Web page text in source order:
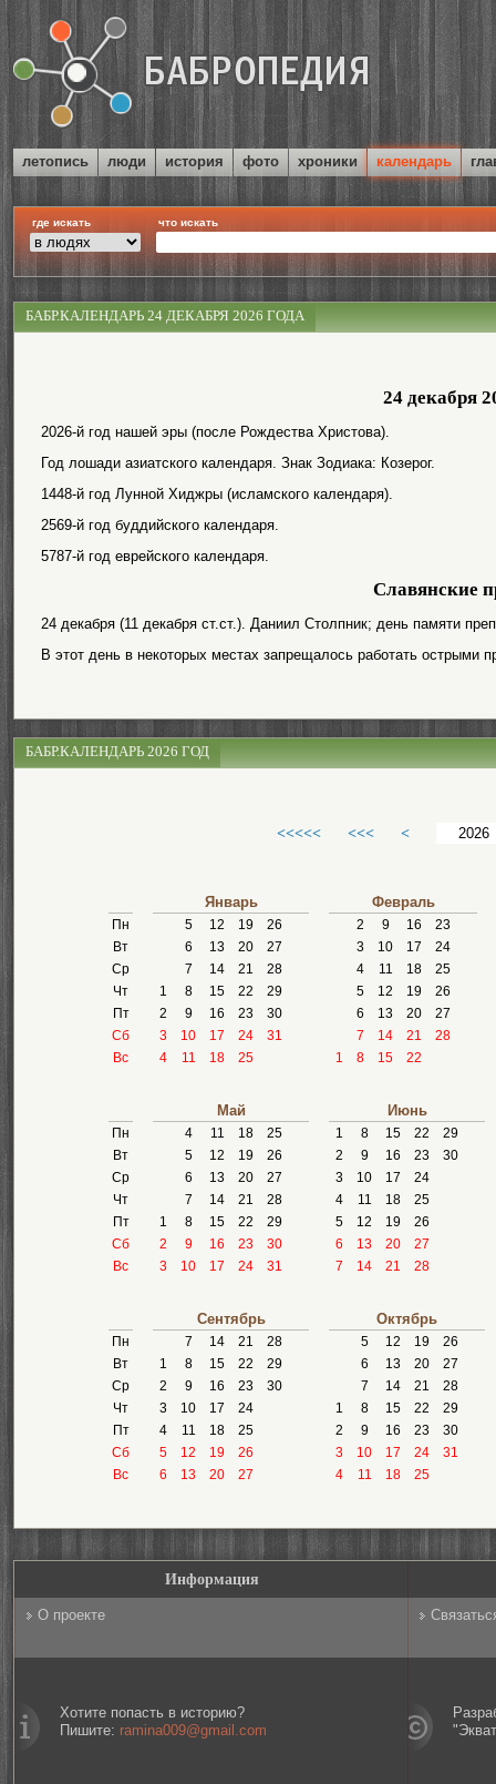
летопись люди история фото хроники календарь
где искать что искать
БАБР.КАЛЕНДАРЬ 24 ДЕКАБРЯ 2026 ГОДА
24 декабря
2026-й год нашей эры (после Рождества Христова).
Год лошади азиатского календаря. Знак Зодиака: Козерог.
1448-й год Лунной Хиджры (исламского календаря).
2569-й год буддийского календаря.
5787-й год еврейского календаря.
Славянские
24 декабря (11 декабря ст.ст.). Даниил Столпник; день памяти
В этот день в некоторых местах запрещалось работать острыми
БАБР.КАЛЕНДАРЬ 2026 ГОД
<<<<< <<< <
Пн
Вт
Ср
Чт
Пт
Сб
Вс
Январь
5 12 19
26
6
13 20
27
7
14 21
28
1
8 15 22
29
2
9 16 23
30
3
10 17 24
31
4
11 18 25
Февраль
2 9 16
23
3
10 17
24
4
11 18
25
5
12 19
26
6
13 20
27
7
14 21
28
1
8 15 22
Пн
Вт
Ср
Чт
Пт
Сб
Вс
Май
4 11 18
25
5
12 19
26
6
13 20
27
7
14 21
28
1
8 15 22
29
2
9 16 23
30
3
10 17 24 31
Июнь
1 8 15 22
29
2
9 16 23
30
3
10 17
24
4
11 18
25
5
12 19
26
6
13 20
27
7
14 21 28
Пн
Вт
Ср
Чт
Пт
Сб
Вс
Сентябрь
7 14 21
28
1
8 15 22
29
2
9 16 23
30
3
10 17
24
4
11 18
25
5
12 19
26
6
13 20 27
Октябрь
5 12 19
26
6
13 20
27
7
14 21
28
1
8 15 22
29
2
9 16 23
30
3
10 17 24
31
4
11 18 25
Информация
О проекте
Хотите попасть в историю?
Пишите: ramina009@gmail.com